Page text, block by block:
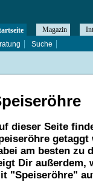
dieser Seite
getaggt
am besten zu
Dir außerdem,
"Speiseröhre"
Magazin
Suche